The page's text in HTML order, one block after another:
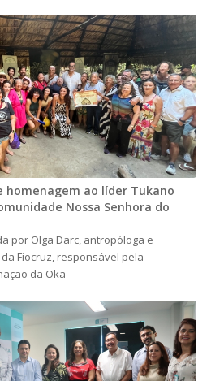
homenagem ao líder Tukano
Nossa Senhora do
por Olga Darc, antropóloga e
Fiocruz, responsável pela
da Oka